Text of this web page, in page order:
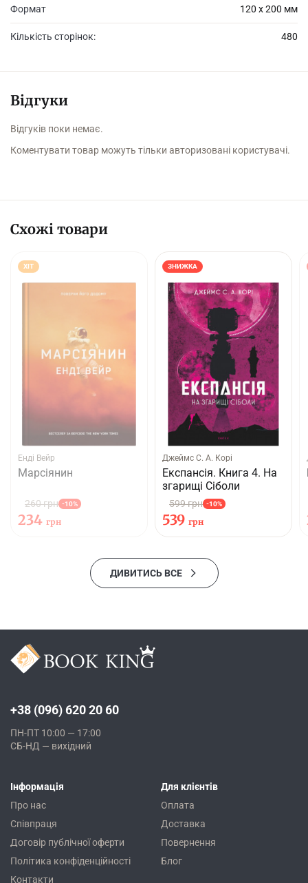
Формат 120 х 200 мм
Кількість сторінок: 480
Відгуки
Відгуків поки немає.
Коментувати товар можуть тільки авторизовані користувачі.
Схожі товари
ХІТ
Енді Вейр
Марсіянин
260 грн -10%
234 грн
ЗНИЖКА
Джеймс С. А. Корі
Експансія. Книга 4. На
згарищі Сіболи
599 грн -10%
539 грн
ДИВИТИСЬ ВСЕ
+38 (096) 620 20 60
ПН-ПТ 10:00 — 17:00
СБ-НД — вихідний
Інформація
Про нас
Співпраця
Договір публічної оферти
Політика конфіденційності
Контакти
Для клієнтів
Оплата
Доставка
Повернення
Блог